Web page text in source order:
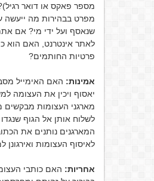
מספר פאקס או דואר
מפרט בבהירות מה ייעשה
שנאסף ועל ידי מי? אם
לאתר אינטרנט, האם הוא
פרטיות החותמים?
אמינות: האם האימייל
יאסוף ויכין את העצומה
מארגני העצומות מבקשים
לשלוח אותן אל הגוף
המארגנים נותנים את
לאיסוף העצומות ואירגונן
אחריות: האם כותבי